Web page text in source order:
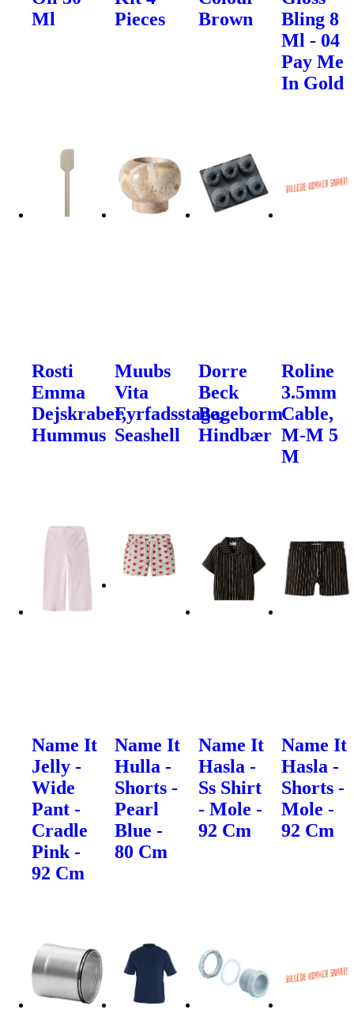
Ml
Pieces
Brown
Bling 8
Ml - 04
Pay Me
In Gold
Rosti
Emma
Dejskraber,
Hummus
Muubs
Vita
Fyrfadsstage,
Seashell
Dorre
Beck
Bageborm
Hindbær
Roline
3.5mm
Cable,
M-M 5
M
Name It
Jelly -
Wide
Pant -
Cradle
Pink -
92 Cm
Name It
Hulla -
Shorts -
Pearl
Blue -
80 Cm
Name It
Hasla -
Ss Shirt
- Mole -
92 Cm
Name It
Hasla -
Shorts -
Mole -
92 Cm